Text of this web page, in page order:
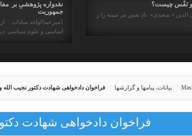
نقدواره پژوهشیِ بر
جمهوریت
1میرعبدالواحد سادات
اساسی و علوم سیاسی
و نَفْس چیست؟
الدین « سعیدی» بادِ نفس مر سینه را ز
بیانات، پیامها و گزارشها فراخوان دادخواهی شهادت دکتور نجیب
فراخوان دادخواهی شهادت